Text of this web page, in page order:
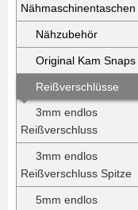
Nähmaschinentaschen
Nähzubehör
Original Kam Snaps
Reißverschlüsse
3mm endlos
Reißverschluss
3mm endlos
Reißverschluss Spitze
5mm endlos